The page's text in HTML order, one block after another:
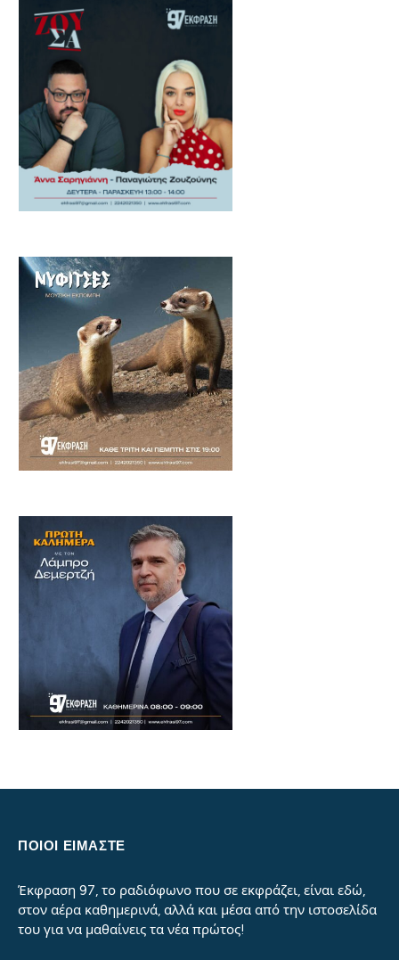
ΠΟΙΟΙ ΕΙΜΑΣΤΕ
Έκφραση 97, το ραδιόφωνο που σε εκφράζει, είναι εδώ,
στον αέρα καθημερινά, αλλά και μέσα από την ιστοσελίδα
του για να μαθαίνεις τα νέα πρώτος!